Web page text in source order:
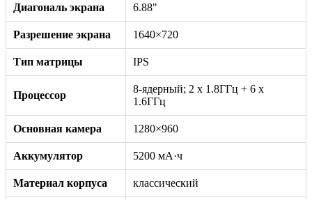
Диагональ экрана 6.88"
Разрешение экрана 1640×720
Тип матрицы IPS
Процессор
8-ядерный; 2 x 1.8ГГц + 6 x
1.6ГГц
Основная камера 1280×960
Аккумулятор 5200 мА·ч
Материал корпуса классический